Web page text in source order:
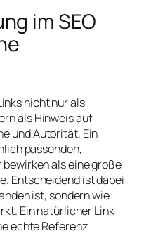
im SEO
nicht nur als
als Hinweis auf
und Autorität. Ein
passenden,
als eine große
Entscheidend ist dabei
ist, sondern wie
Ein natürlicher Link
echte Referenz